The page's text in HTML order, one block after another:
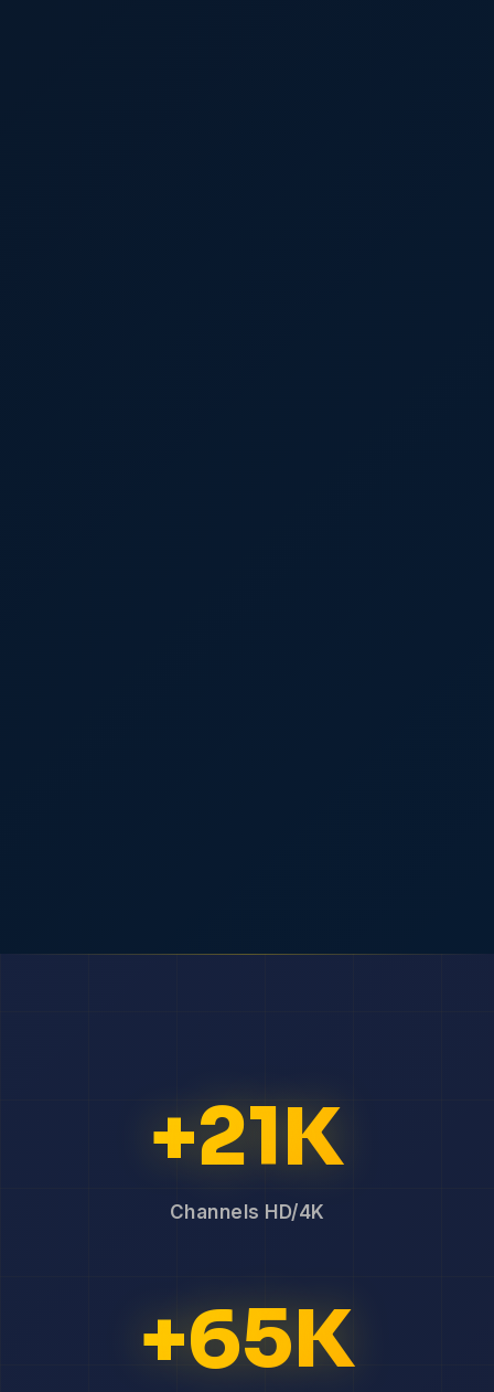
+21K
Channels HD/4K
+65K